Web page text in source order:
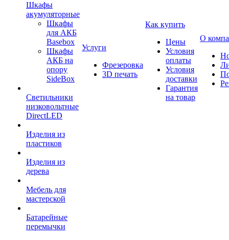
Шкафы
акумуляторные
Шкафы
для АКБ
Basebox
Шкафы
АКБ на
опору
SideBox
Светильники
низковольтные
DirectLED
Изделия из
пластиков
Изделия из
дерева
Мебель для
мастерской
Батарейные
перемычки
Услуги
Фрезеровка
3D печать
Как купить
Цены
Условия
оплаты
Условия
доставки
Гарантия
на товар
О